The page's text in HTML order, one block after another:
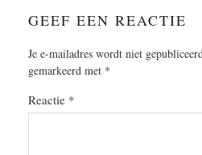
GEEF EEN REACTIE
Je e-mailadres wordt niet
gemarkeerd met *
Reactie *